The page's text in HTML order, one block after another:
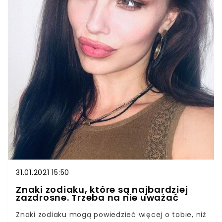
31.01.2021 15:50
Znaki zodiaku, które są najbardziej
zazdrosne. Trzeba na nie uważać
Znaki zodiaku mogą powiedzieć więcej o tobie, niż